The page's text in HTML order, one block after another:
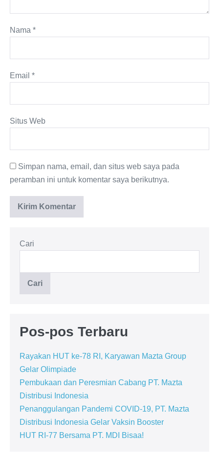
Nama *
Email *
Situs Web
Simpan nama, email, dan situs web saya pada
peramban ini untuk komentar saya berikutnya.
Cari
Cari
Pos-pos Terbaru
Rayakan HUT ke-78 RI, Karyawan Mazta Group
Gelar Olimpiade
Pembukaan dan Peresmian Cabang PT. Mazta
Distribusi Indonesia
Penanggulangan Pandemi COVID-19, PT. Mazta
Distribusi Indonesia Gelar Vaksin Booster
HUT RI-77 Bersama PT. MDI Bisaa!